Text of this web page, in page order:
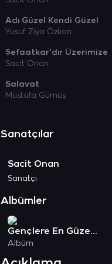
Adı Güzel Kendi Güzel
Yusuf Ziya Özkan
Şefaatkar'dır Üzerimize
Sacit Onan
Salavat
Mustafa Gümüş
Sanatçılar
Sacit Onan
Sanatçı
Albümler
Gençlere En Güzel Öğütler
Albüm